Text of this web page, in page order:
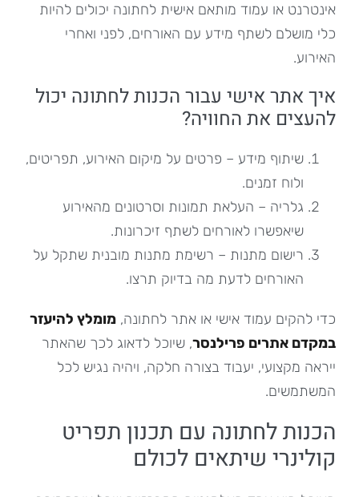
אינטרנט או עמוד מותאם אישית לחתונה יכולים להיות
כלי מושלם לשתף מידע עם האורחים, לפני ואחרי
האירוע.
איך אתר אישי עבור הכנות לחתונה יכול
להעצים את החוויה?
שיתוף מידע – פרטים על מיקום האירוע, תפריטים,
ולוח זמנים.
גלריה – העלאת תמונות וסרטונים מהאירוע
שיאפשרו לאורחים לשתף זיכרונות.
רישום מתנות – רשימת מתנות מובנית שתקל על
האורחים לדעת מה בדיוק תרצו.
כדי להקים עמוד אישי או אתר לחתונה, מומלץ להיעזר
במקדם אתרים פרילנסר, שיוכל לדאוג לכך שהאתר
ייראה מקצועי, יעבוד בצורה חלקה, ויהיה נגיש לכל
המשתמשים.
הכנות לחתונה עם תכנון תפריט
קולינרי שיתאים לכולם